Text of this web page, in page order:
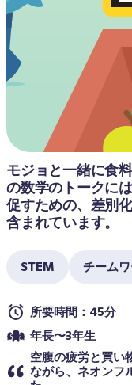
モジョと一緒に食
の数学のトークに
促すための、差別
含まれています。
STEM チーム
所要時間：45分
年長〜3年生
空腹の疲労と買い
ながら、ネオンフ